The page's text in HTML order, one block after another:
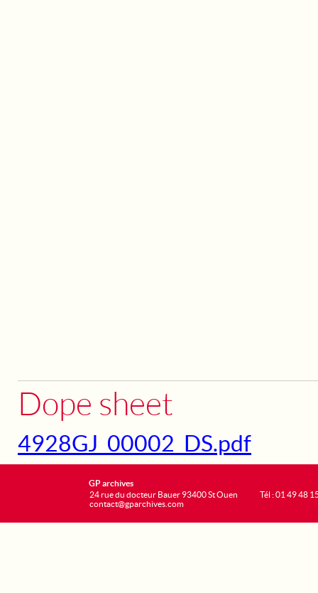
Dope sheet
4928GJ_00002_DS.pdf
GP archives
24 rue du docteur Bauer 93400 St Ouen
contact@gparchives.com
Tél : 01 49 48